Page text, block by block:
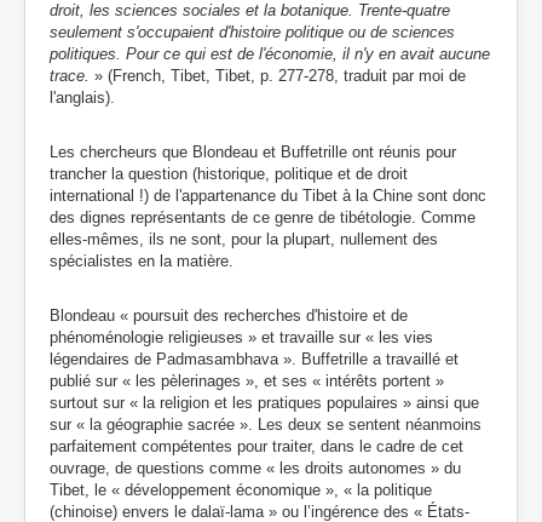
droit, les sciences sociales et la botanique. Trente-quatre
seulement s'occupaient d'histoire politique ou de sciences
politiques. Pour ce qui est de l'économie, il n'y en avait aucune
trace. » (French, Tibet, Tibet, p. 277-278, traduit par moi de
l'anglais).
Les chercheurs que Blondeau et Buffetrille ont réunis pour
trancher la question (historique, politique et de droit
international !) de l'appartenance du Tibet à la Chine sont donc
des dignes représentants de ce genre de tibétologie. Comme
elles-mêmes, ils ne sont, pour la plupart, nullement des
spécialistes en la matière.
Blondeau « poursuit des recherches d'histoire et de
phénoménologie religieuses » et travaille sur « les vies
légendaires de Padmasambhava ». Buffetrille a travaillé et
publié sur « les pèlerinages », et ses « intérêts portent »
surtout sur « la religion et les pratiques populaires » ainsi que
sur « la géographie sacrée ». Les deux se sentent néanmoins
parfaitement compétentes pour traiter, dans le cadre de cet
ouvrage, de questions comme « les droits autonomes » du
Tibet, le « développement économique », « la politique
(chinoise) envers le dalaï-lama » ou l’ingérence des « États-